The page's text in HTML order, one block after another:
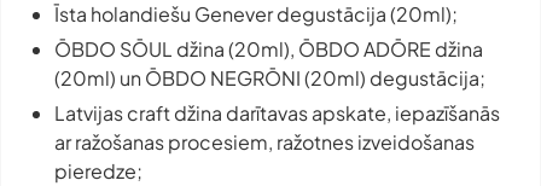
Īsta holandiešu Geneverdegustācija (20ml);
ŌBDO SŌUL džina (20ml), ŌBDO ADŌRE džina
(20ml) un ŌBDO NEGRŌNI (20ml) degustācija;
Latvijascraftdžina darītavas apskate, iepazīšanās
ar ražošanas procesiem, ražotnes izveidošanas
pieredze;